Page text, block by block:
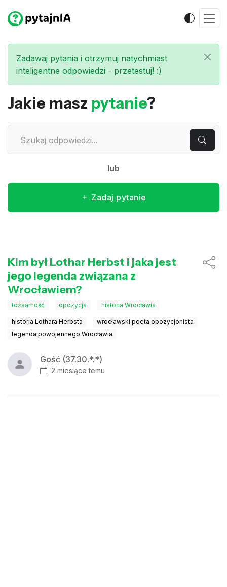
Zadawaj pytania i otrzymuj natychmiast
inteligentne odpowiedzi - przetestuj! :)
Jakie masz pytanie?
lub
Zadaj pytanie
Kim był Lothar Herbst i jaka jest
jego legenda związana z
Wrocławiem?
tożsamość opozycja historia Wrocławia
historia Lothara Herbsta
wrocławski poeta opozycjonista
legenda powojennego Wrocławia
Gość (37.30.*.*)
2 miesiące temu